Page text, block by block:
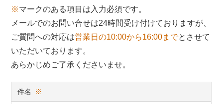
※マークのある項目は入力必須です。
メールでのお問い合せは24時間受け付けておりますが、
ご質問への対応は営業日の10:00から16:00までとさせて
いただいております。
あらかじめご了承くださいませ。
件名 ※